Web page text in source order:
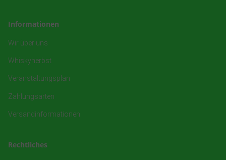
Informationen
Wir über uns
Whiskyherbst
Veranstaltungsplan
Zahlungsarten
Versandinformationen
Rechtliches